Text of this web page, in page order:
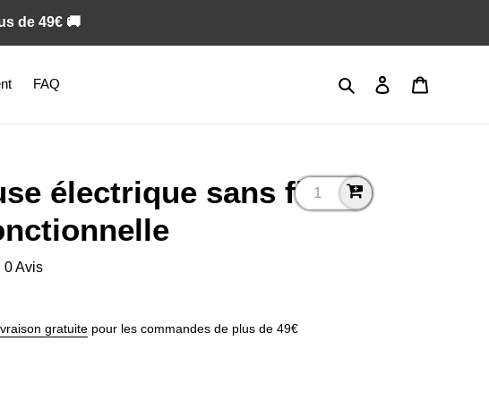
de 49€ 🚚
FAQ RechercherSe connecter
électrique sans fil
0 Avis
gratuite pour les commandes de plus de 49€